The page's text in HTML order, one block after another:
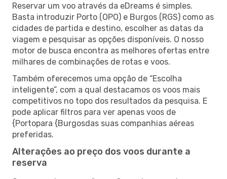
Reservar um voo através da eDreams é simples.
Basta introduzir Porto (OPO) e Burgos (RGS) como as
cidades de partida e destino, escolher as datas da
viagem e pesquisar as opções disponíveis. O nosso
motor de busca encontra as melhores ofertas entre
milhares de combinações de rotas e voos.
Também oferecemos uma opção de “Escolha
inteligente”, com a qual destacamos os voos mais
competitivos no topo dos resultados da pesquisa. E
pode aplicar filtros para ver apenas voos de
{Portopara {Burgosdas suas companhias aéreas
preferidas.
Alterações ao preço dos voos durante a
reserva